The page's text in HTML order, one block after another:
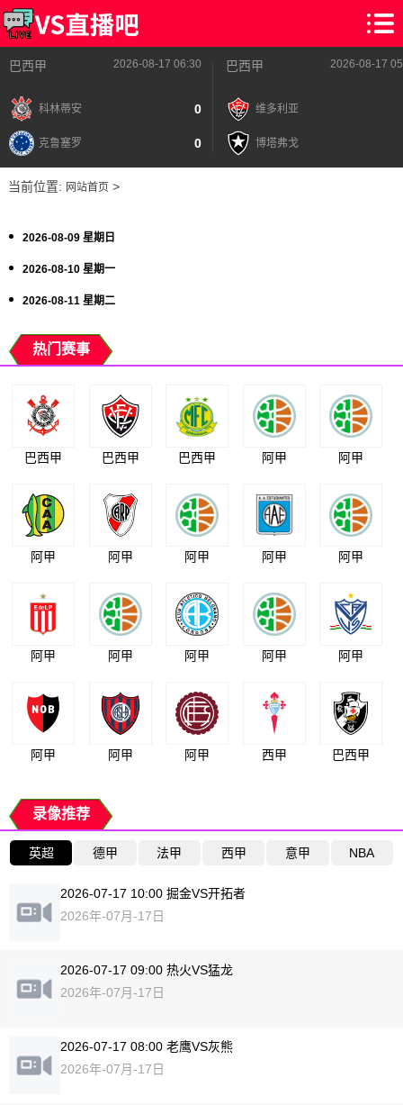
巴西甲 2026-08-17 06:30
科林蒂安 0
克鲁塞罗 0
巴西甲 2026-08-17
维多利亚
博塔弗戈
当前位置: 网站首页>
2026-08-09 星期日
2026-08-10 星期一
2026-08-11 星期二
热门赛事
巴西甲 巴西甲 巴西甲 阿甲 阿甲
阿甲 阿甲 阿甲 阿甲 阿甲
阿甲 阿甲 阿甲 阿甲 阿甲
阿甲 阿甲 阿甲 西甲 巴西甲
录像推荐
英超 德甲 法甲 西甲 意甲 NBA
2026-07-17 10:00 掘金VS开拓者
2026年-07月-17日
2026-07-17 09:00 热火VS猛龙
2026年-07月-17日
2026-07-17 08:00 老鹰VS灰熊
2026年-07月-17日